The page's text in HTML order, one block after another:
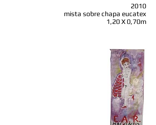
2010
mista sobre chapa eucatex
1,20 X 0,70m